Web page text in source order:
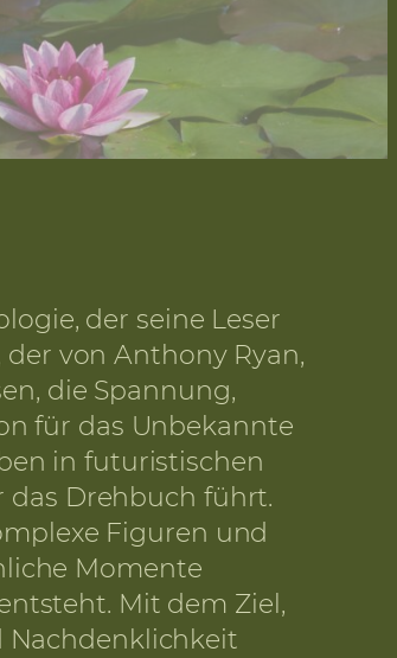
der seine Leser
von Anthony Ryan,
die Spannung,
für das Unbekannte
in futuristischen
das Drehbuch führt.
Figuren und
Momente
Mit dem Ziel,
Nachdenklichkeit